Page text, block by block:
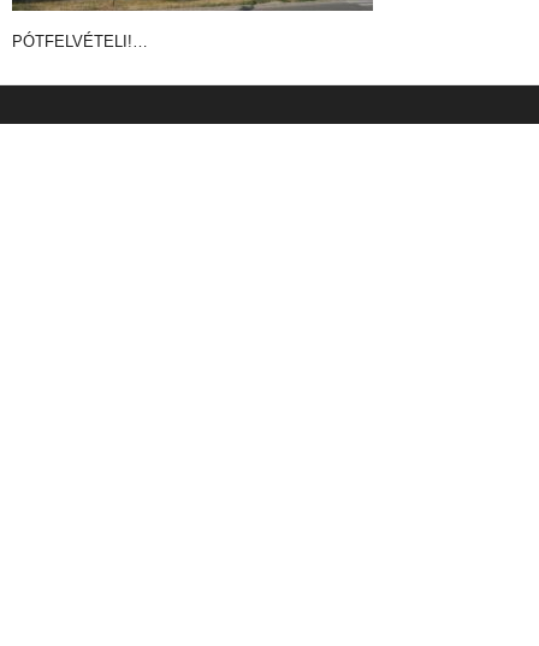
PÓTFELVÉTELI!…